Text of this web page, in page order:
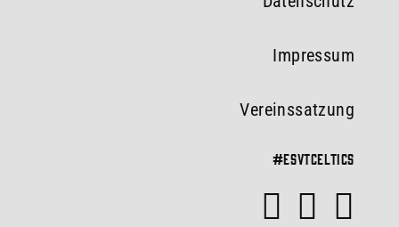
Impressum
Vereinssatzung
#esvtceltics